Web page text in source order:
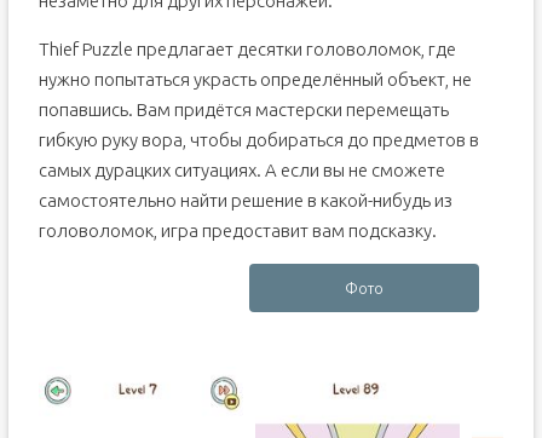
Thief Puzzle предлагает десятки головоломок, где
нужно попытаться украсть определённый объект, не
попавшись. Вам придётся мастерски перемещать
гибкую руку вора, чтобы добираться до предметов в
самых дурацких ситуациях. А если вы не сможете
самостоятельно найти решение в какой-нибудь из
головоломок, игра предоставит вам подсказку.
Фото